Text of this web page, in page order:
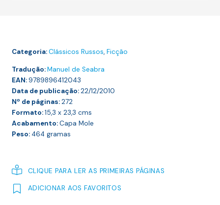
Categoria:Clássicos Russos, Ficção
Tradução:Manuel de Seabra
EAN:9789896412043
Data de publicação:22/12/2010
Nº de páginas:272
Formato:15,3 x 23,3 cms
Acabamento:Capa Mole
Peso: 464 gramas
CLIQUE PARA LER AS PRIMEIRAS PÁGINAS
ADICIONAR AOS FAVORITOS